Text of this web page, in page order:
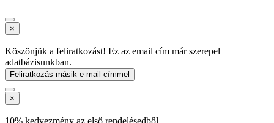
×
Köszönjük a feliratkozást! Ez az email cím már szerepel
adatbázisunkban.
Feliratkozás másik e-mail címmel
×
10% kedvezmény az első rendelésedből